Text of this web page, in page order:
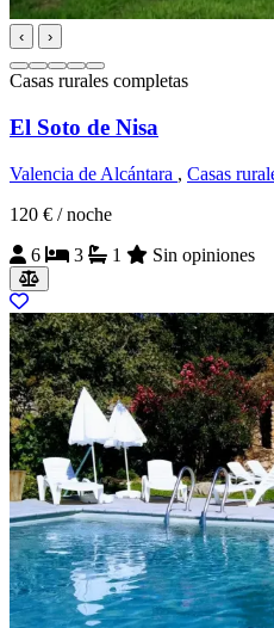
‹ ›
Casas rurales completas
El Soto de Nisa
Valencia de Alcántara , Casas
120 € / noche
6
3 1 Sin opiniones